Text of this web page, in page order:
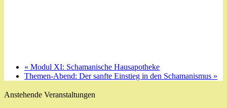
« Modul XI: Schamanische Hausapotheke
Themen-Abend: Der sanfte Einstieg in den Schamanismus »
Anstehende Veranstaltungen